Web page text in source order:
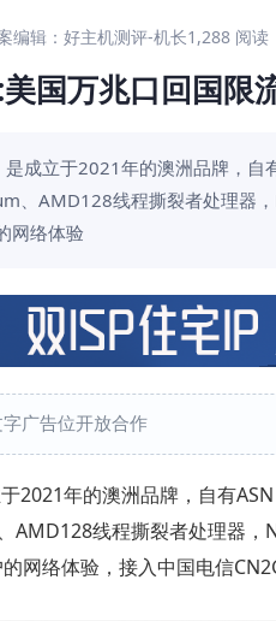
编辑：好主机测评-机长1,288 阅读
万兆口回国限
成立于2021年的澳洲品牌，自
、AMD128线程撕裂者处理器
网络体验
广告位开放合作
于2021年的澳洲品牌，自有
线程撕裂者处理器，
网络体验，接入中国电信